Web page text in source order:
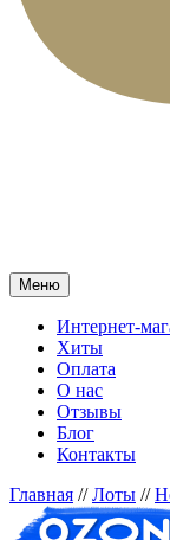
Меню
Интернет-
Хиты
Оплата
О нас
Отзывы
Блог
Контакты
Главная //Лоты //